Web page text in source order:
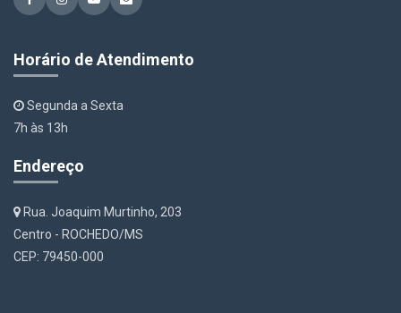
Horário de Atendimento
Segunda a Sexta
7h às 13h
Endereço
Rua. Joaquim Murtinho, 203
Centro - ROCHEDO/MS
CEP: 79450-000